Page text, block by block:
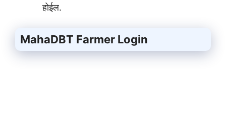
होईल.
MahaDBT Farmer Login